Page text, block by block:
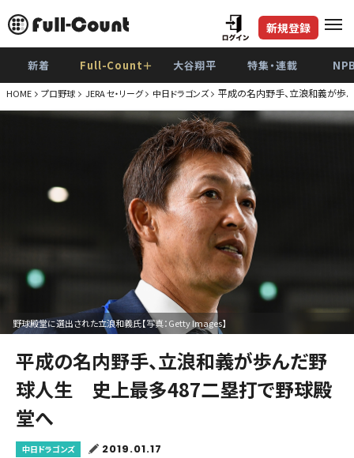
新規登録
新着 Full-Count＋ 大谷翔平 特集・連載
HOME プロ野球 JERA セ・リーグ 中日ドラゴンズ 平成の名内野手、立浪和義が
野球殿堂に選出された立浪和義氏【写真：Getty Images】
平成の名内野手、立浪和義が歩んだ野
球人生 史上最多487二塁打で野球殿
堂へ
中日ドラゴンズ 2019.01.17